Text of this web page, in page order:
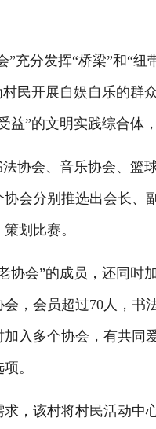
分发挥“桥梁”和“纽
民开展自娱自乐的
”的文明实践综合体
会、音乐协会、篮
会分别推选出会长
划比赛。
会”的成员，还同时
，会员超过70人，
入多个协会，有共同
。
该村将村民活动中